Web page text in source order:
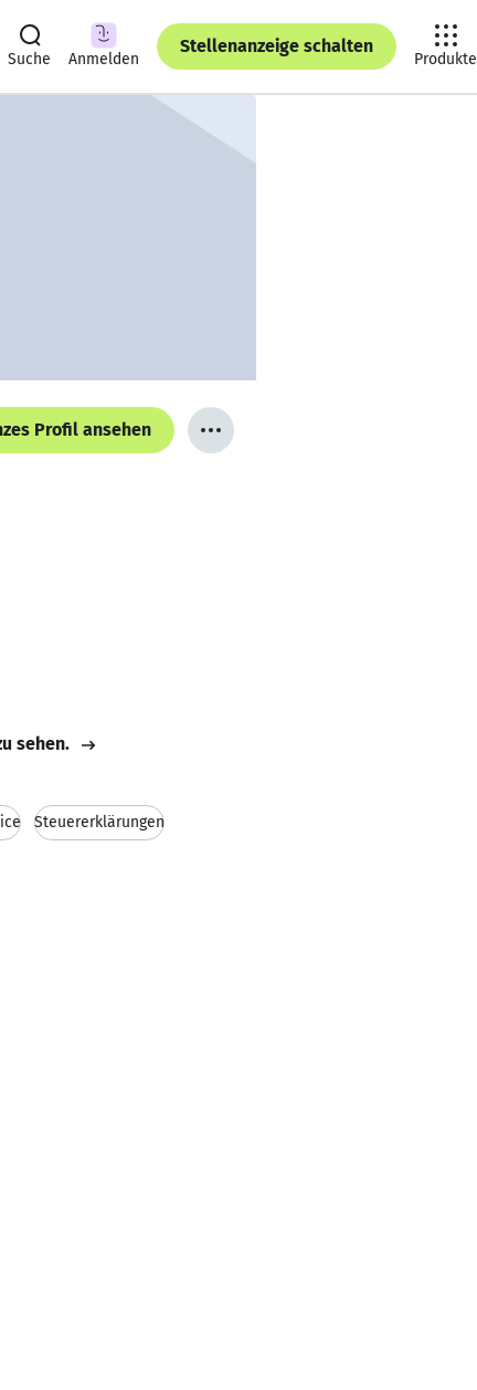
Suche Anmelden
Stellenanzeige schalten
Produkte
Profil ansehen
sehen.
Steuererklärungen